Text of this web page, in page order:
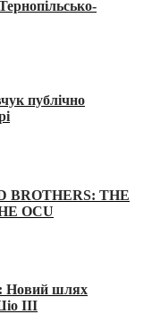
публічно
BROTHERS: THE
OCU
Новий шлях
III